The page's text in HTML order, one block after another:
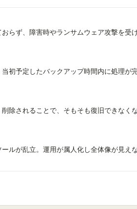
らず、障害時やランサムウェア攻撃を受
初予定したバックアップ時間内に処理が
除されることで、そもそも復旧できなく
ルが乱立。運用が属人化し全体像が見え